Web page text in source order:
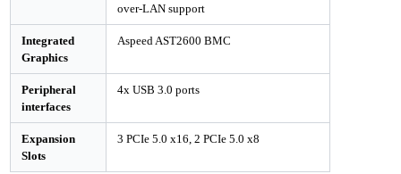
over-LAN support
Integrated
Graphics
Aspeed AST2600 BMC
Peripheral
interfaces
4x USB 3.0 ports
Expansion
Slots
3 PCIe 5.0 x16, 2 PCIe 5.0 x8